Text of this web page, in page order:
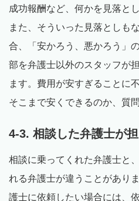
成功報酬など、何かを見落と
また、そういった見落としも
合、「安かろう、悪かろう」
部を弁護士以外のスタッフが
ます。費用が安すぎることに
そこまで安くできるのか、質
4-3. 相談した弁護士が
相談に乗ってくれた弁護士と
れる弁護士が違うことがあり
護士に依頼したい場合には、